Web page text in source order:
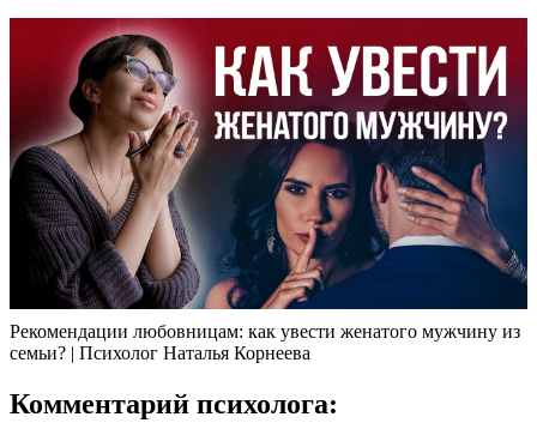
Рекомендации любовницам: как увести женатого мужчину из
семьи? | Психолог Наталья Корнеева
Комментарий психолога: